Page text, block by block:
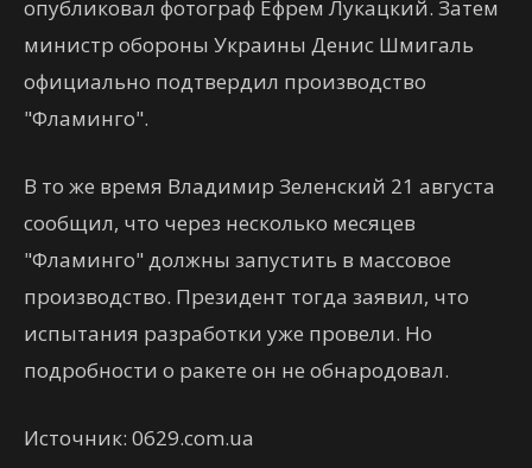
опубликовал фотограф Ефрем Лукацкий. Затем
министр обороны Украины Денис Шмигаль
официально подтвердил производство
"Фламинго".
В то же время Владимир Зеленский 21 августа
сообщил, что через несколько месяцев
"Фламинго" должны запустить в массовое
производство. Президент тогда заявил, что
испытания разработки уже провели. Но
подробности о ракете он не обнародовал.
Источник: 0629.com.ua